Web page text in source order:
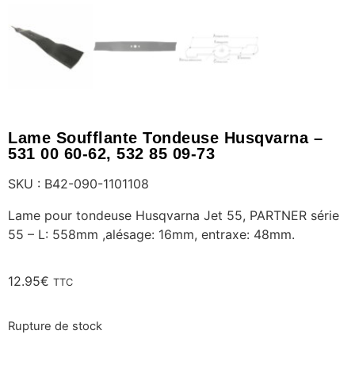
Lame Soufflante Tondeuse Husqvarna –
531 00 60-62, 532 85 09-73
SKU : B42-090-1101108
Lame pour tondeuse Husqvarna Jet 55, PARTNER série
55 – L: 558mm ,alésage: 16mm, entraxe: 48mm.
12.95€ TTC
Rupture de stock